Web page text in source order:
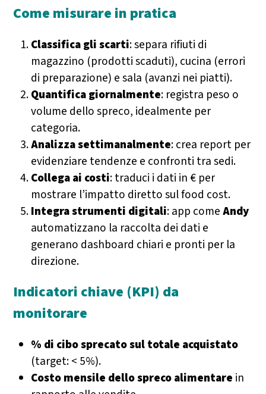
Come misurare in pratica
Classifica gli scarti: separa rifiuti di
magazzino (prodotti scaduti), cucina (errori
di preparazione) e sala (avanzi nei piatti).
Quantifica giornalmente: registra peso o
volume dello spreco, idealmente per
categoria.
Analizza settimanalmente: crea report per
evidenziare tendenze e confronti tra sedi.
Collega ai costi: traduci i dati in € per
mostrare l’impatto diretto sul food cost.
Integra strumenti digitali: app comeAndy
automatizzano la raccolta dei dati e
generano dashboard chiari e pronti per la
direzione.
Indicatori chiave (KPI) da
monitorare
% di cibo sprecato sul totale acquistato
(target: < 5%).
Costo mensile dello spreco alimentare in